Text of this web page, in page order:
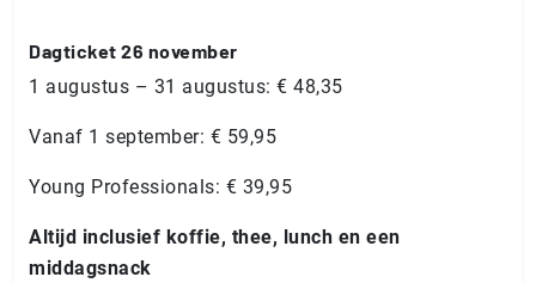
Dagticket 26 november
1 augustus – 31 augustus: € 48,35
Vanaf 1 september: € 59,95
Young Professionals: € 39,95
Altijd inclusief koffie, thee, lunch en een
middagsnack